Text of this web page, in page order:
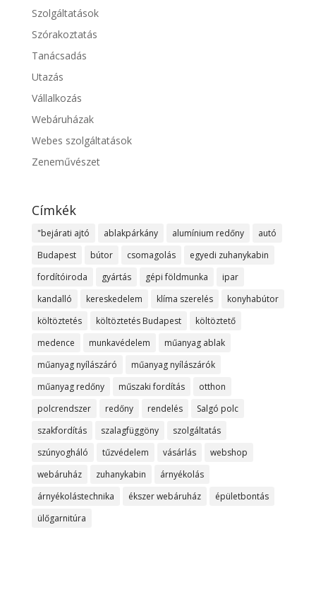
Szolgáltatások
Szórakoztatás
Tanácsadás
Utazás
Vállalkozás
Webáruházak
Webes szolgáltatások
Zeneművészet
Címkék
"bejárati ajtó ablakpárkány alumínium redőny
autó
Budapest
bútor csomagolás
egyedi zuhanykabin
fordítóiroda
gyártás gépi földmunka
ipar
kandalló
kereskedelem klíma szerelés
konyhabútor
költöztetés
költöztetés Budapest
költöztető
medence
munkavédelem
műanyag ablak
műanyag nyílászáró
műanyag nyílászárók
műanyag redőny
műszaki fordítás
otthon
polcrendszer
redőny rendelés
Salgó polc
szakfordítás
szalagfüggöny
szolgáltatás
szúnyogháló
tűzvédelem vásárlás
webshop
webáruház
zuhanykabin
árnyékolás
árnyékolástechnika
ékszer webáruház
épületbontás
ülőgarnitúra